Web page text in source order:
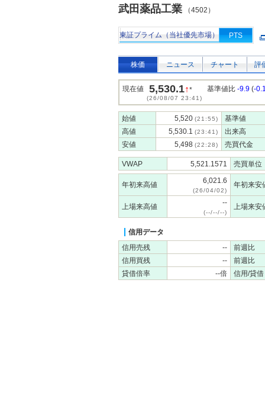
武田薬品工業 （4502）
東証プライム（当社優先市場） PTS
株価 ニュース チャート 評
現在値 5,530.1↑*
(26/08/07 23:41)
基準値比 -9.9 (-
始値 5,520 (21:55)
基準値
高値
5,530.1 (23:41)
出来高
安値
5,498 (22:28) 売買代金
VWAP 5,521.1571 売買単位
年初来高値 6,021.6
(26/04/02)
年初来安
上場来高値 --
(--/--/--)
上場来安
信用データ
信用売残
--
前週比
信用買残
--
前週比
貸借倍率
--倍 信用/貸借